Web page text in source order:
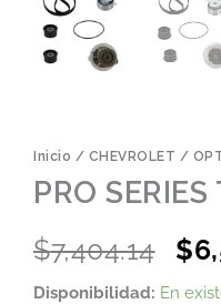
Inicio / CHEVROLET /
PRO
$7,404.14 $
Disponibilidad: En
PRO